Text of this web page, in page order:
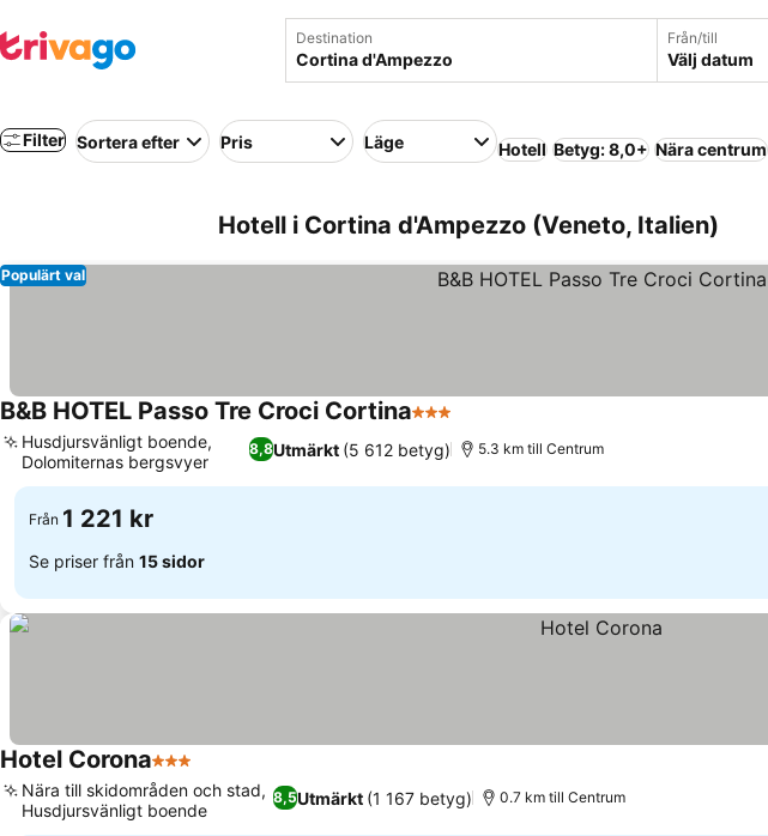
Destination Från/till
Välj datum
Filter Sortera efter Pris Läge Hotell Betyg: 8,0+ Nära centrum
Hotell i Cortina d'Ampezzo (Veneto, Italien)
Populärt val
B&B HOTEL Passo Tre Croci Cortina3 Stjärnor
8,8Utmärkt (5 612 betyg)
Husdjursvänligt boende,
Dolomiternas bergsvyer
5.3 km till Centrum
Från 1 221 kr
Se priser från 15 sidor
Hotel Corona3 Stjärnor
8,5Utmärkt (1 167 betyg)
Nära till skidområden och stad,
Husdjursvänligt boende
0.7 km till Centrum